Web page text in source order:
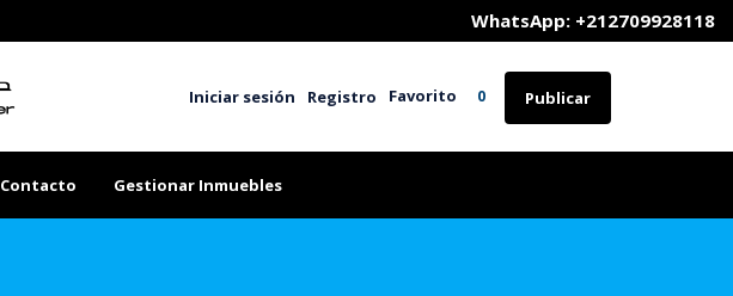
	WhatsApp: +212709928118
Iniciar sesión Registro Favorito 0 Publicar
Contacto Gestionar Inmuebles